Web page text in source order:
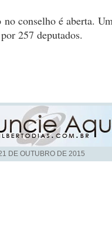
conselho é aberta.
257 deputados.
DE OUTUBRO DE 2015